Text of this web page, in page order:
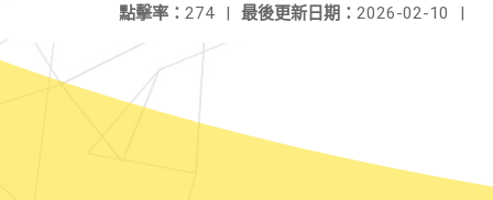
最後更新日期： 2026-02-10 |
點擊率： 274 |